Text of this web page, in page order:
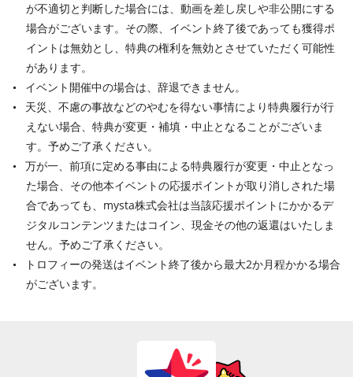
が不適切と判断した場合には、動画を差し戻しや非公開にする
場合がございます。その際、イベント終了後であっても獲得ポ
イントは無効とし、特典の権利を無効とさせていただく可能性
があります。
イベント開催中の場合は、辞退できません。
天災、不慮の事故などのやむを得ない事情により特典履行が行
えない場合、特典が変更・補填・中止となることがございま
す。予めご了承ください。
万が一、前項に定める事由による特典履行が変更・中止となっ
た場合、その他本イベントの応援ポイントが取り消しされた場
合であっても、mysta株式会社は当該応援ポイントにかかるデ
ジタルコンテンツまたはコイン、現金その他の返還はいたしま
せん。予めご了承ください。
トロフィーの発送はイベント終了後から最大2か月程かかる場合
がございます。